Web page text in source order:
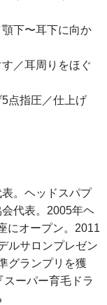
下〜耳下に向か
／耳周りをほぐ
点指圧／仕上げ
。ヘッドスパプ
代表。2005年ヘ
にオープン。2011
ルサロンプレゼン
グランプリを獲
ーパー育毛ドラ